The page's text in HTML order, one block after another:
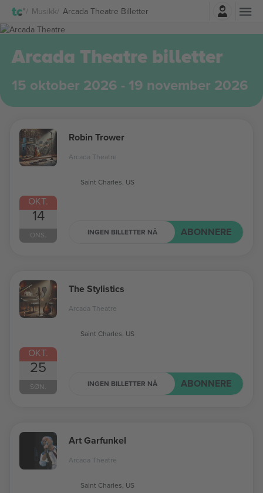
Musikk Arcada Theatre BilletterLogg Inn
Arcada Theatre billetter
15 oktober 2026 - 19 november 2026
OKT.
14
ONS.
Robin Trower
Arcada Theatre
Saint Charles, US
INGEN BILLETTER NÅ ABONNERE
OKT.
25
SØN.
The Stylistics
Arcada Theatre
Saint Charles, US
INGEN BILLETTER NÅ ABONNERE
Art Garfunkel
Arcada Theatre
Saint Charles, US